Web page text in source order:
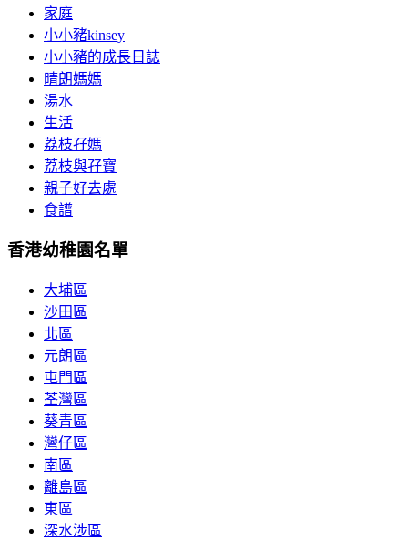
家庭
小小豬kinsey
小小豬的成長日誌
晴朗媽媽
湯水
生活
荔枝孖媽
荔枝與孖寶
親子好去處
食譜
香港幼稚園名單
大埔區
沙田區
北區
元朗區
屯門區
荃灣區
葵青區
灣仔區
南區
離島區
東區
深水涉區